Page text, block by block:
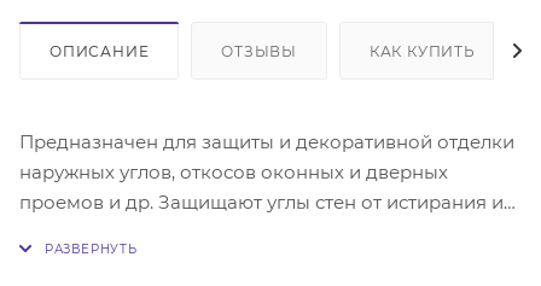
ОПИСАНИЕ ОТЗЫВЫ КАК КУПИТЬ
Предназначен для защиты и декоративной отделки
наружных углов, откосов оконных и дверных
проемов и др. Защищают углы стен от истирания и